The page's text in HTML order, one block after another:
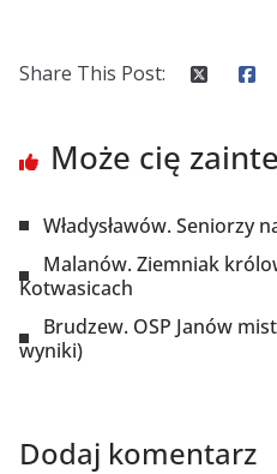
Share This Post:
Może cię
Władysławów. Seniorzy
Malanów. Ziemniak
Kotwasicach
Brudzew. OSP Janów
wyniki)
Dodaj komentarz